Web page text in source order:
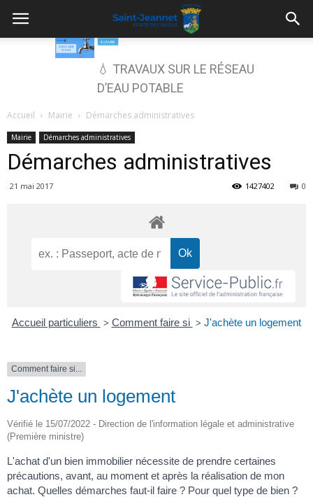
💧 TRAVAUX SUR LE RÉSEAU
D’EAU POTABLE
Accueil Mairie Démarches administratives
Mairie Démarches administratives
Démarches administratives
21 mai 2017 0
1427402
Accueil particuliers > Comment faire si > J'achète un logement
Comment faire si...
J'achète un logement
Vérifié le 15/07/2022 - Direction de l'information légale et administrative
(Première ministre)
L'achat d'un bien immobilier nécessite de prendre certaines
précautions, avant, au moment et après la réalisation de mon
achat. Quelles démarches faut-il faire ? Pour quel type de bien ?